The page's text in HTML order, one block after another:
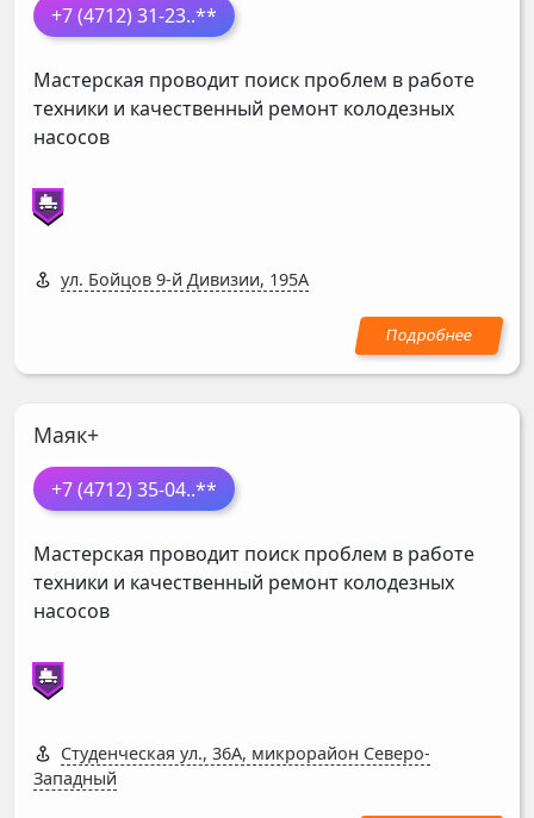
+7 (4712) 31-23..**
Мастерская проводит поиск проблем в работе
техники и качественный ремонт колодезных
насосов
ул. Бойцов 9-й Дивизии, 195А
Маяк+
+7 (4712) 35-04..**
Мастерская проводит поиск проблем в работе
техники и качественный ремонт колодезных
насосов
Студенческая ул., 36А, микрорайон Северо-
Западный